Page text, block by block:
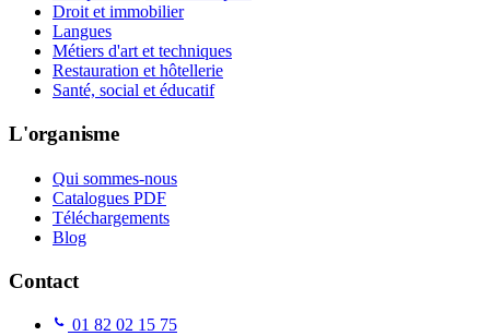
Droit et immobilier
Langues
Métiers d'art et techniques
Restauration et hôtellerie
Santé, social et éducatif
L'organisme
Qui sommes-nous
Catalogues PDF
Téléchargements
Blog
Contact
01 82 02 15 75